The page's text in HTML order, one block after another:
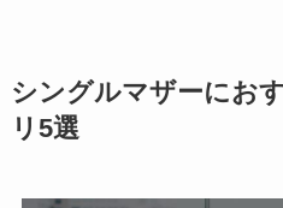
シングルマザーにお
リ5選